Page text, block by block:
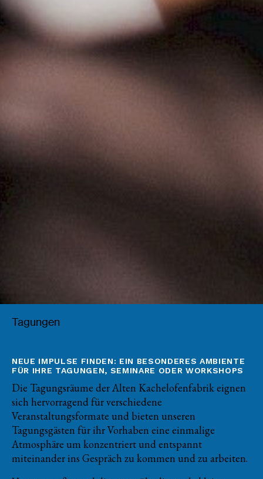
Tagungen
NEUE IMPULSE FINDEN: EIN BESONDERES AMBIENTE
FÜR IHRE TAGUNGEN, SEMINARE ODER WORKSHOPS
Die Tagungsräume der Alten Kachelofenfabrik eignen
sich hervorragend für verschiedene
Veranstaltungsformate und bieten unseren
Tagungsgästen für ihr Vorhaben eine einmalige
Atmosphäre um konzentriert und entspannt
miteinander ins Gespräch zu kommen und zu arbeiten.